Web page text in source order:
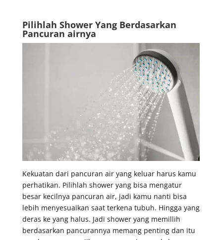
Pilihlah Shower Yang Berdasarkan
Pancuran airnya
Kekuatan dari pancuran air yang keluar harus kamu
perhatikan. Pilihlah shower yang bisa mengatur
besar kecilnya pancuran air, jadi kamu nanti bisa
lebih menyesuaikan saat terkena tubuh. Hingga yang
deras ke yang halus. Jadi shower yang memillih
berdasarkan pancurannya memang penting dan itu